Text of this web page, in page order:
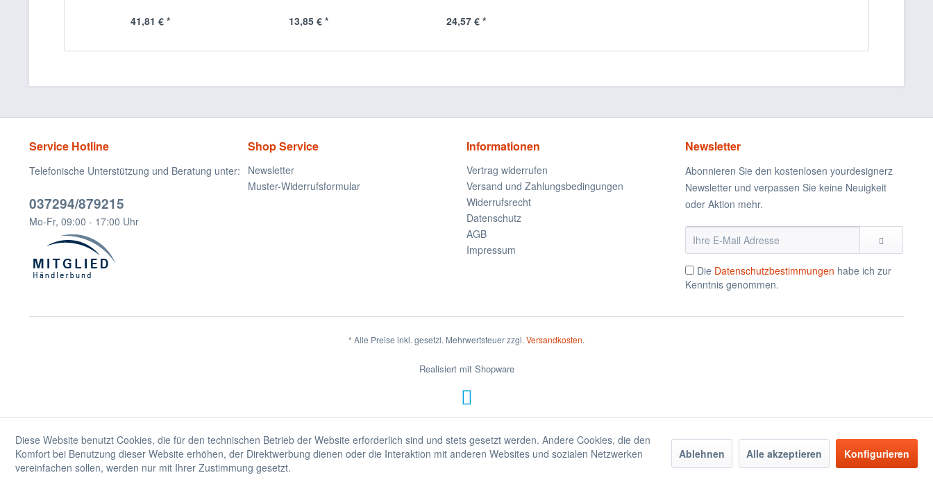
41,81 € * 13,85 € * 24,57 € *
Service Hotline
Telefonische Unterstützung und Beratung unter:
037294/879215
Mo-Fr, 09:00 - 17:00 Uhr
Shop Service
Newsletter
Muster-Widerrufsformular
Informationen
Vertrag widerrufen
Versand und Zahlungsbedingungen
Widerrufsrecht
Datenschutz
AGB
Impressum
Newsletter
Abonnieren Sie den kostenlosen yourdesignerz
Newsletter und verpassen Sie keine Neuigkeit
oder Aktion mehr.
Die Datenschutzbestimmungen habe ich zur
Kenntnis genommen.
* Alle Preise inkl. gesetzl. Mehrwertsteuer zzgl. Versandkosten.
Realisiert mit Shopware
Diese Website benutzt Cookies, die für den technischen Betrieb der Website erforderlich sind und stets gesetzt werden. Andere Cookies, die den
Komfort bei Benutzung dieser Website erhöhen, der Direktwerbung dienen oder die Interaktion mit anderen Websites und sozialen Netzwerken
vereinfachen sollen, werden nur mit Ihrer Zustimmung gesetzt.
Ablehnen Alle akzeptieren Konfigurieren